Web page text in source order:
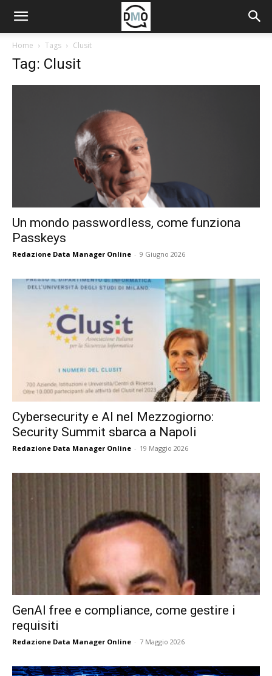
Home Tags Clusit
Tag: Clusit
Un mondo passwordless, come funziona
Passkeys
Redazione Data Manager Online - 9 Giugno 2026
Cybersecurity e AI nel Mezzogiorno:
Security Summit sbarca a Napoli
Redazione Data Manager Online - 19 Maggio 2026
GenAI free e compliance, come gestire i
requisiti
Redazione Data Manager Online - 7 Maggio 2026